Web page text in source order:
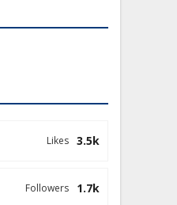
3.5k
Likes
1.7k
Followers